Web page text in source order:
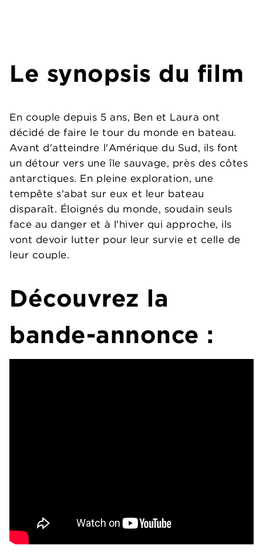
Le synopsis du film
En couple depuis 5 ans, Ben et Laura ont
décidé de faire le tour du monde en bateau.
Avant d'atteindre l'Amérique du Sud, ils font
un détour vers une île sauvage, près des côtes
antarctiques. En pleine exploration, une
tempête s'abat sur eux et leur bateau
disparaît. Éloignés du monde, soudain seuls
face au danger et à l'hiver qui approche, ils
vont devoir lutter pour leur survie et celle de
leur couple.
Découvrez la
bande-annonce :